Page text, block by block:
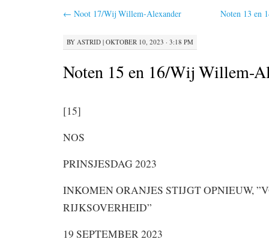
← Noot 17/Wij Willem-Alexander Noten 13 en
BY ASTRID | OKTOBER 10, 2023 · 3:18 PM
Noten 15 en 16/Wij Willem-
[15]
NOS
PRINSJESDAG 2023
INKOMEN ORANJES STIJGT OPNIEUW,
RIJKSOVERHEID”
19 SEPTEMBER 2023